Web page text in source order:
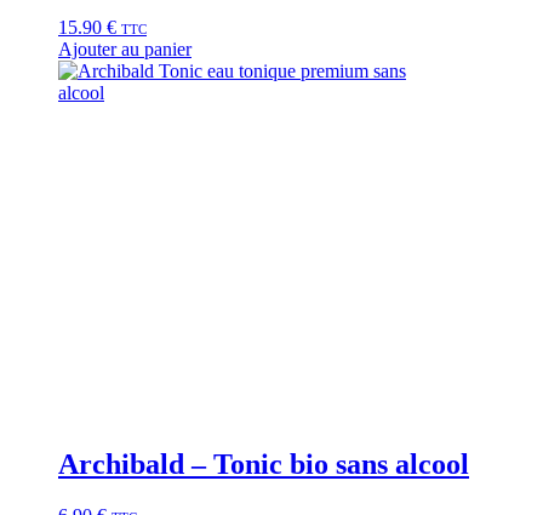
15.90 € TTC
Ajouter au panier
Archibald – Tonic bio sans alcool